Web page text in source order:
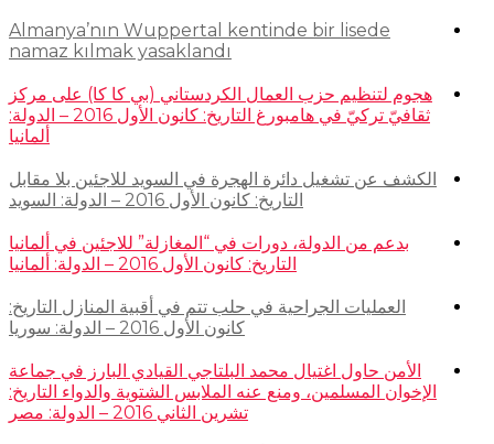
Almanya’nın Wuppertal kentinde bir lisede
namaz kılmak yasaklandı
هجوم لتنظيم حزب العمال الكردستاني (بي كا كا) على مركز
ثقافيّ تركيّ في هامبورغ التاريخ: كانون الأول 2016 – الدولة:
ألمانيا
الكشف عن تشغيل دائرة الهجرة في السويد للاجئين بلا مقابل
التاريخ: كانون الأول 2016 – الدولة: السويد
بدعم من الدولة، دورات في “المغازلة” للاجئين في ألمانيا
التاريخ: كانون الأول 2016 – الدولة: ألمانيا
العمليات الجراحية في حلب تتم في أقبية المنازل التاريخ:
كانون الأول 2016 – الدولة: سوريا
الأمن حاول اغتيال محمد البلتاجي القيادي البارز في جماعة
الإخوان المسلمين، ومنع عنه الملابس الشتوية والدواء التاريخ:
تشرين الثاني 2016 – الدولة: مصر